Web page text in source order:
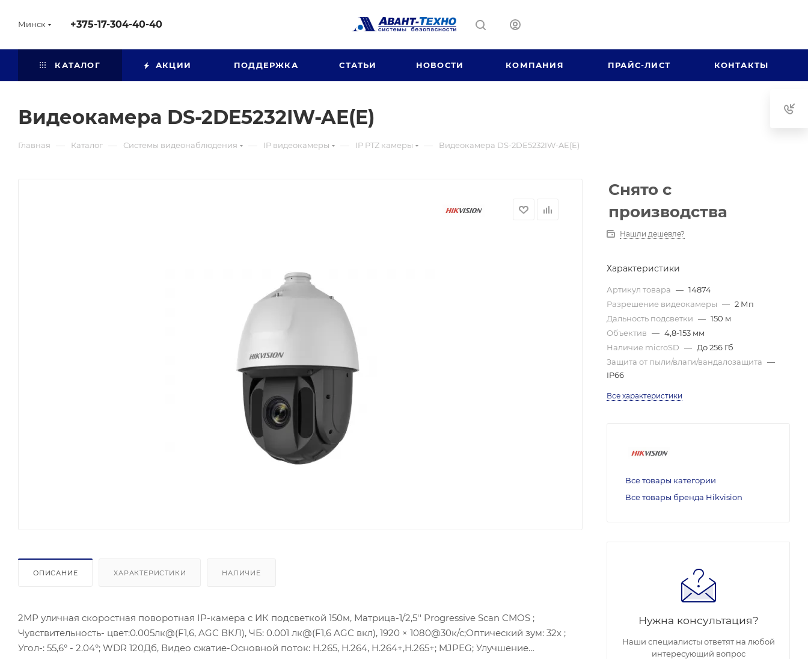
Минск +375-17-304-40-40
КАТАЛОГ АКЦИИ ПОДДЕРЖКА СТАТЬИ НОВОСТИ КОМПАНИЯ ПРАЙС-ЛИСТ КОНТАКТЫ
Видеокамера DS-2DE5232IW-AE(E)
Главная — Каталог — Системы видеонаблюдения — IP видеокамеры — IP PTZ камеры — Видеокамера DS-2DE5232IW-AE(E)
ОПИСАНИЕ ХАРАКТЕРИСТИКИ НАЛИЧИЕ
2МР уличная скоростная поворотная IP-камера с ИК подсветкой 150м, Матрица-1/2,5'' Progressive Scan CMOS ;
Чувствительность- цвет:0.005лк@(F1,6, AGC ВКЛ), ЧБ: 0.001 лк@(F1,6 AGC вкл), 1920 × 1080@30к/с;Оптический зум: 32х ;
Угол-: 55,6° - 2.04°; WDR 120Дб, Видео сжатие-Основной поток: H.265, H.264, H.264+,H.265+; MJPEG; Улучшение
Снято с
производства
Нашли дешевле?
Характеристики
Артикул товара — 14874
Разрешение видеокамеры — 2 Мп
Дальность подсветки — 150 м
Объектив — 4,8-153 мм
Наличие microSD — До 256 Гб
Защита от пыли/влаги/вандалозащита —
IP66
Все характеристики
Все товары категории
Все товары бренда Hikvision
Нужна консультация?
Наши специалисты ответят на любой
интересующий вопрос